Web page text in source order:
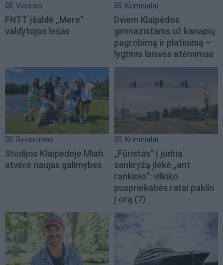
Verslas
FNTT įšaldė „Mere“
valdytojos lėšas
Kriminalai
Dviem Klaipėdos
gimnazistams už kanapių
pagrobimą ir platinimą –
lygtinis laisvės atėmimas
Gyvenimas
Studijos Klaipėdoje Miah
atvėrė naujas galimybes
Kriminalai
„Fūristas“ į judrią
sankryžą įlėkė „ant
rankinio“: vilkiko
puspriekabės ratai pakilo
į orą (7)